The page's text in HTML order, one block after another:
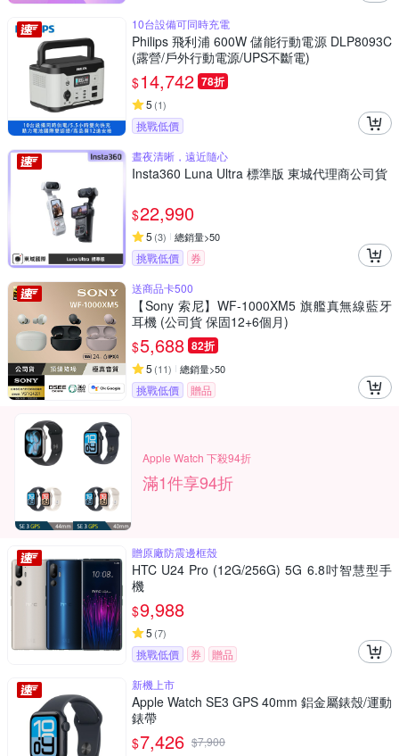
10台設備可同時充電
Philips 飛利浦 600W 儲能行動電源 DLP8093C
(露營/戶外行動電源/UPS不斷電)
$14,742 78折
5 (1)
挑戰低價
晝夜清晰，遠近隨心
Insta360 Luna Ultra 標準版 東城代理商公司貨
$22,990
5 (3) 總銷量>50
挑戰低價
券
送商品卡500
【Sony 索尼】WF-1000XM5 旗艦真無線藍牙
耳機 (公司貨 保固12+6個月)
$5,688 82折
5 (11) 總銷量>50
挑戰低價 贈品
Apple Watch 下殺94折
滿1件享94折
贈原廠防震邊框殼
HTC U24 Pro (12G/256G) 5G 6.8吋智慧型手
機
$9,988
5 (7)
挑戰低價 券
贈品
新機上市
Apple Watch SE3 GPS 40mm 鋁金屬錶殼/運動
錶帶
$7,426 $7,900